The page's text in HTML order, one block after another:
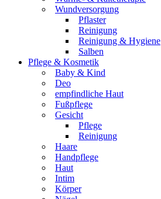
Wundversorgung
Pflaster
Reinigung
Reinigung & Hygiene
Salben
Pflege & Kosmetik
Baby & Kind
Deo
empfindliche Haut
Fußpflege
Gesicht
Pflege
Reinigung
Haare
Handpflege
Haut
Intim
Körper